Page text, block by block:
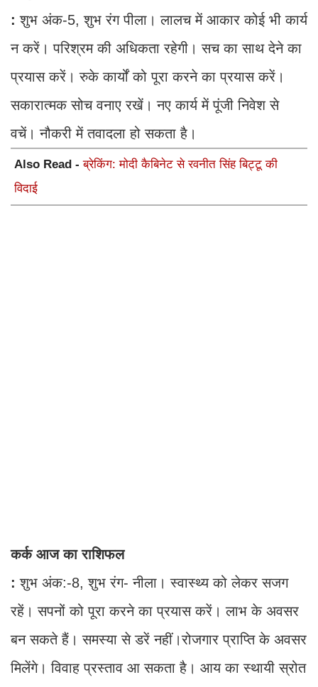
: शुभ अंक-5, शुभ रंग पीला। लालच में आकार कोई भी कार्य
न करें। परिश्रम की अधिकता रहेगी। सच का साथ देने का
प्रयास करें। रुके कार्यों को पूरा करने का प्रयास करें।
सकारात्मक सोच वनाए रखें। नए कार्य में पूंजी निवेश से
वचें। नौकरी में तवादला हो सकता है।
Also Read -ब्रेकिंग: मोदी कैबिनेट से रवनीत सिंह बिट्टू की
विदाई
कर्क आज का राशिफल
: शुभ अंक:-8, शुभ रंग- नीला। स्वास्थ्य को लेकर सजग
रहें। सपनों को पूरा करने का प्रयास करें। लाभ के अवसर
बन सकते हैं। समस्या से डरें नहीं।रोजगार प्राप्ति के अवसर
मिलेंगे। विवाह प्रस्ताव आ सकता है। आय का स्थायी स्रोत